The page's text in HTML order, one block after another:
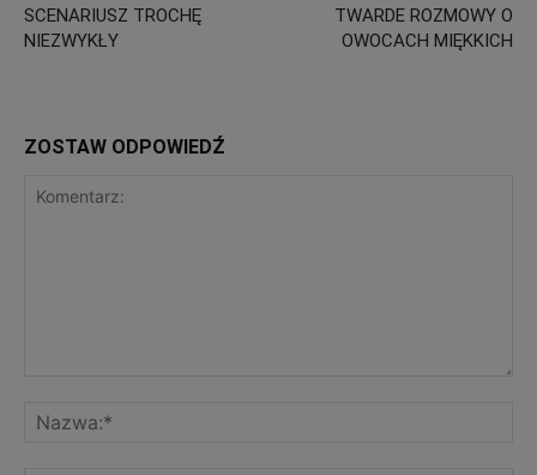
SCENARIUSZ TROCHĘ
NIEZWYKŁY
TWARDE ROZMOWY O
OWOCACH MIĘKKICH
ZOSTAW ODPOWIEDŹ